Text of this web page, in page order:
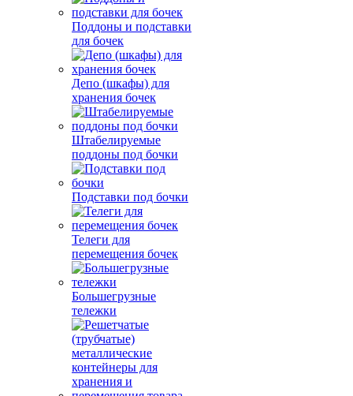
Поддоны и подставки
для бочек
Депо (шкафы) для
хранения бочек
Штабелируемые
поддоны под бочки
Подставки под бочки
Телеги для
перемещения бочек
Большегрузные
тележки